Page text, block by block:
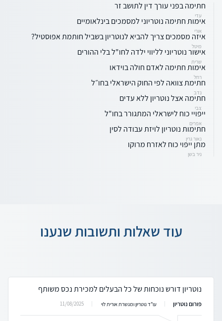
חתימה בפני עורך דין לתושב זר
עדי
אימות חתימה נוטריוני למסמכים בינלאומיים
אורי
איזה מסמכים צריך להביא לנוטריון בשביל חותמת אפוסטיל?
מיטל
אישור נוטריוני לליווי ילדה לחו"ל בלי ההורים
שרית
אימות חתימה לאדם חולה בוידאו
רחל
חתימת צוואה לפי החוק הישראלי בחו״ל
נדב
חתימה אצל נוטריון ללא עדים
צבי
ייפויי כוח לישראלי המתגורר בחו"ל
אפרים
חתימות נוטריון לויזת עבודה לסין
נאור גרין
מתן ייפוי כוח לאזרח מרוקו
ניר בשן
עוד שאלות ותשובות שנענו
נוטריון דורש נוכחות של כל הבעלים למכירת נכס משותף
פורום נוטריון עו"ד נוטריון ומגשרת אורית לוי 11/08/2025